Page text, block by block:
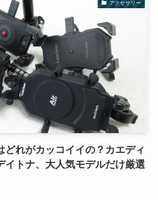
アクセサリー
どれがカッコイイの？カエディ
イトナ、大人気モデルだけ厳選